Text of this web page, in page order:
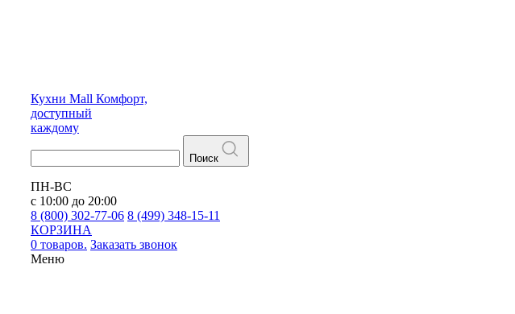
Кухни Mall Комфорт,
доступный
каждому
Поиск
ПН-ВС
с 10:00 до 20:00
8 (800) 302-77-06 8 (499) 348-15-11
КОРЗИНА
0 товаров. Заказать звонок
Меню